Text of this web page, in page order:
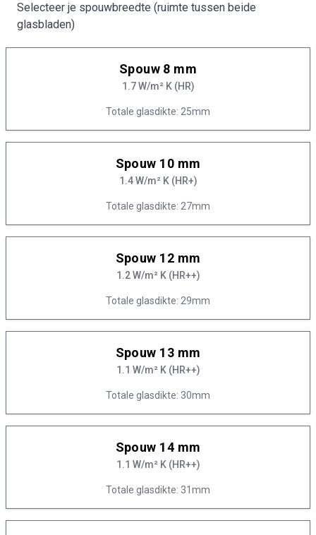
Selecteer je spouwbreedte (ruimte tussen beide
glasbladen)
Spouw 8 mm
1.7 W/m² K (HR)
Totale glasdikte: 25mm
Spouw 10 mm
1.4 W/m² K (HR+)
Totale glasdikte: 27mm
Spouw 12 mm
1.2 W/m² K (HR++)
Totale glasdikte: 29mm
Spouw 13 mm
1.1 W/m² K (HR++)
Totale glasdikte: 30mm
Spouw 14 mm
1.1 W/m² K (HR++)
Totale glasdikte: 31mm